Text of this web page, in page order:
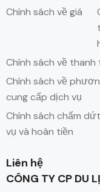
Chính sách về giá
Chính sách về thanh
Chính sách về
cung cấp dịch vụ
Chính sách chấm
vụ và hoàn tiền
Liên hệ
CÔNG TY CP DU